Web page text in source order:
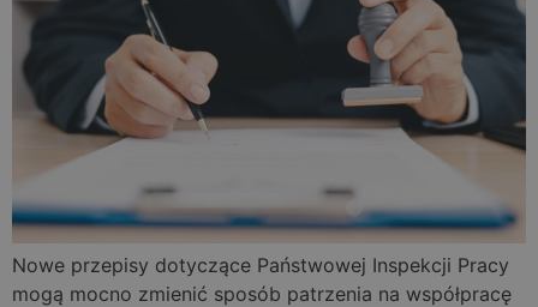
Nowe przepisy dotyczące Państwowej Inspekcji Pracy
mogą mocno zmienić sposób patrzenia na współpracę